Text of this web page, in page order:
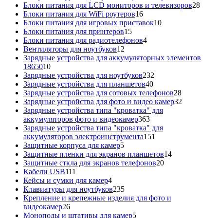
товаров
Блоки питания для LCD мониторов и телевизоров2828
Блоки питания для WiFi роутеров1616
товаров
Блоки питания для игровых приставок1010
Блоки питания для принтеров1515
товаров
Блоки питания для радиотелефонов44
Вентиляторы для ноутбуков12
товаров
Зарядные устройства для аккумуляторных элементов
186501010
товаров
Зарядные устройства для ноутбуков232
Зарядные устройства для планшетов4040
товаров
Зарядные устройства для сотовых телефонов2828
товаров
Зарядные устройства для фото и видео камер32
Зарядные устройства типа "кроватка" для
аккумуляторов фото и видеокамер363363
товара
Зарядные устройства типа "кроватка" для
аккумуляторов электроинструмента151
Защитные корпуса для камер55
товаров
Защитные пленки для экранов планшетов1414
Защитные сткла для экранов телефонов2020
Кабели USB111
товаров
Кейсы и сумки для камер44
товара
Клавиатуры для ноутбуков235235
товаров
Крепление и крепежные изделия для фото и
видеокамер2626
товаров
Моноподы и штативы для камер55